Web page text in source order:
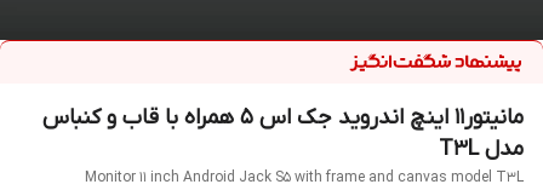
مانیتور11 اینچ اندروید جک اس 5 همراه با قاب و کنباس
مدل T3L
Monitor 11 inch Android Jack S5 with frame and canvas model T3L